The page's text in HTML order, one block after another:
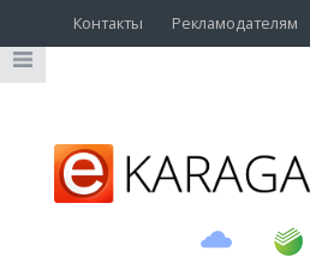
Контакты Рекламодателям
USD 468.5